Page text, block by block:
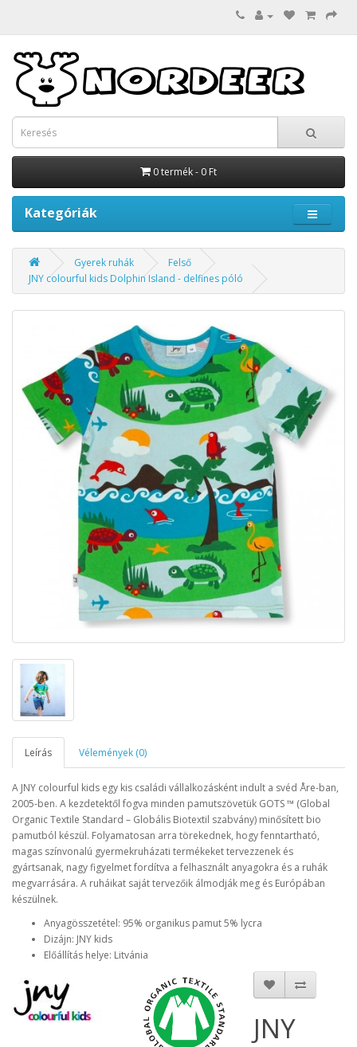
0 termék - 0 Ft
Kategóriák
Gyerek ruhák
Felső
JNY colourful kids Dolphin Island - delfines póló
Leírás Vélemények (0)
A JNY colourful kids egy kis családi vállalkozásként indult a svéd Åre-ban,
2005-ben. A kezdetektől fogva minden pamutszövetük GOTS ™ (Global
Organic Textile Standard – Globális Biotextil szabvány) minősített bio
pamutból készül. Folyamatosan arra törekednek, hogy fenntartható,
magas színvonalú gyermekruházati termékeket tervezzenek és
gyártsanak, nagy figyelmet fordítva a felhasznált anyagokra és a ruhák
megvarrására. A ruháikat saját tervezőik álmodják meg és Európában
készülnek.
Anyagösszetétel: 95% organikus pamut 5% lycra
Dizájn: JNY kids
Előállítás helye: Litvánia
JNY